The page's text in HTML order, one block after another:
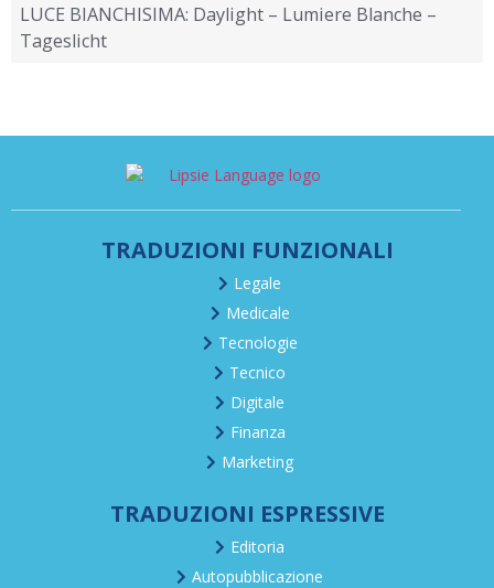
LUCE BIANCHISIMA: Daylight – Lumiere Blanche –
Tageslicht
TRADUZIONI FUNZIONALI
Legale
Medicale
Tecnologie
Tecnico
Digitale
Finanza
Marketing
TRADUZIONI ESPRESSIVE
Editoria
Autopubblicazione